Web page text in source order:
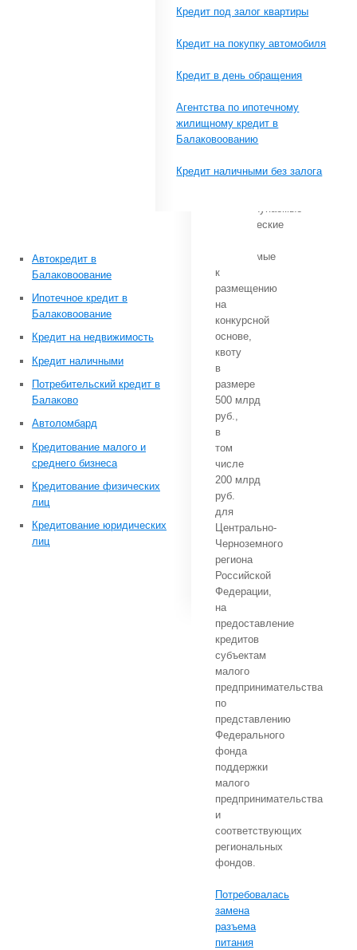
Кредит под залог квартиры
Кредит на покупку автомобиля
Кредит в день обращения
Агентства по ипотечному
жилищному кредит в
Балаковоованию
Кредит наличными без залога
кредитование
бизнеса.
частности,
2 Указа
предусматривал
в
проинвестировать
быстроокупаемые
коммерческие
намечаемые
к
размещению
на
конкурсной
основе,
квоту
в
размере
500 млрд
руб.,
в
том
числе
200 млрд
руб.
для
Центрально-
Черноземного
региона
Российской
Федерации,
на
предоставление
кредитов
субъектам
малого
предпринимательства
по
представлению
Федерального
фонда
поддержки
малого
предпринимательства
и
соответствующих
региональных
фондов.
Потребовалась
замена
разъема
питания
Автокредит в
Балаковоование
Ипотечное кредит в
Балаковоование
Кредит на недвижимость
Кредит наличными
Потребительский кредит в
Балаково
Автоломбард
Кредитование малого и
среднего бизнеса
Кредитование физических
лиц
Кредитование юридических
лиц